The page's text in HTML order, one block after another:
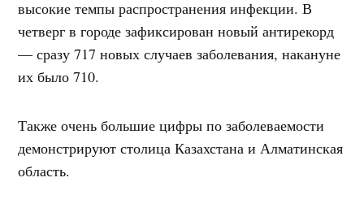
высокие темпы распространения инфекции. В
четверг в городе зафиксирован новый антирекорд
— сразу 717 новых случаев заболевания, накануне
их было 710.
Также очень большие цифры по заболеваемости
демонстрируют столица Казахстана и Алматинская
область.